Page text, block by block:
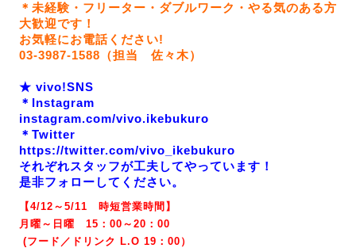
＊未経験・フリーター・ダブルワーク・やる気のある方
大歓迎です！
お気軽にお電話ください!
03-3987-1588（担当 佐々木）
★ vivo!SNS
＊Instagram
instagram.com/vivo.ikebukuro
＊Twitter
https://twitter.com/vivo_ikebukuro
それぞれスタッフが工夫してやっています！
是非フォローしてください。
【4/12～5/11 時短営業時間】
月曜～日曜 15：00～20：00
(フード／ドリンク L.O 19 ：00）